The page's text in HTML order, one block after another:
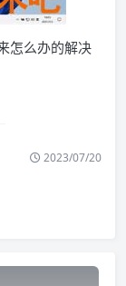
怎么办的解决
2023/07/20